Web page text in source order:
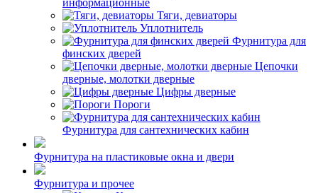
информационные
Тяги, девиаторы
Уплотнитель
Фурнитура для
финских дверей
Цепочки
дверные, молотки дверные
Цифры дверные
Пороги
Фурнитура для сантехнических кабин
Фурнитура на пластиковые окна и двери
Фурнитура и прочее